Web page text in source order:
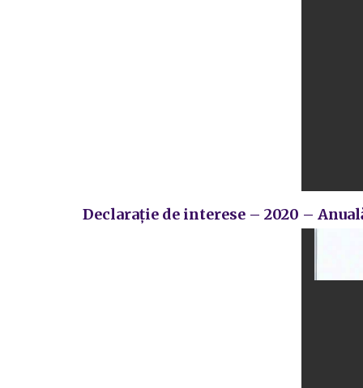
Declarație de interese – 2020 –